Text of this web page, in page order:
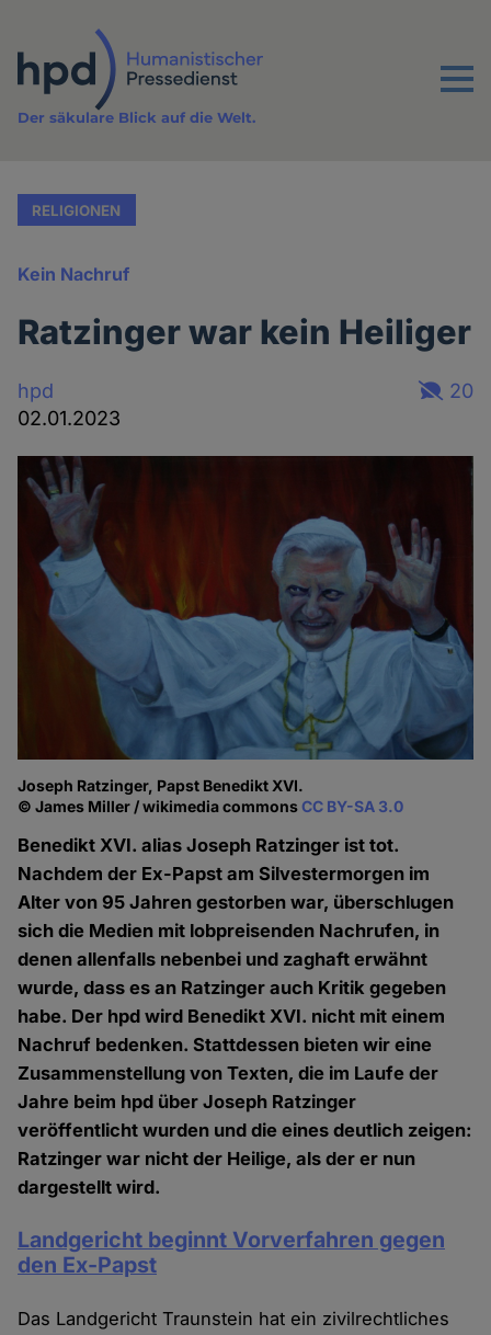
Inhalt
Menu
Der säkulare Blick auf die Welt.
RELIGIONEN
Kein Nachruf
Ratzinger war kein Heiliger
hpd
02.01.2023
20
Joseph Ratzinger, Papst Benedikt XVI.
© James Miller / wikimedia commonsCC BY-SA 3.0
Benedikt XVI. alias Joseph Ratzinger ist tot.
Nachdem der Ex-Papst am Silvestermorgen im
Alter von 95 Jahren gestorben war, überschlugen
sich die Medien mit lobpreisenden Nachrufen, in
denen allenfalls nebenbei und zaghaft erwähnt
wurde, dass es an Ratzinger auch Kritik gegeben
habe. Der hpd wird Benedikt XVI. nicht mit einem
Nachruf bedenken. Stattdessen bieten wir eine
Zusammenstellung von Texten, die im Laufe der
Jahre beim hpd über Joseph Ratzinger
veröffentlicht wurden und die eines deutlich zeigen:
Ratzinger war nicht der Heilige, als der er nun
dargestellt wird.
Landgericht beginnt Vorverfahren gegen
den Ex-Papst
Das Landgericht Traunstein hat ein zivilrechtliches